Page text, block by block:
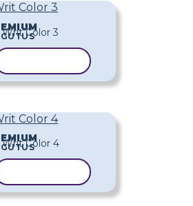
Color 3
Color 4